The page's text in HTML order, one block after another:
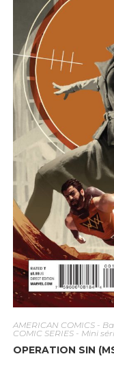
AMERICAN COMICS -
COMIC SERIES - Mini
OPERATION SIN